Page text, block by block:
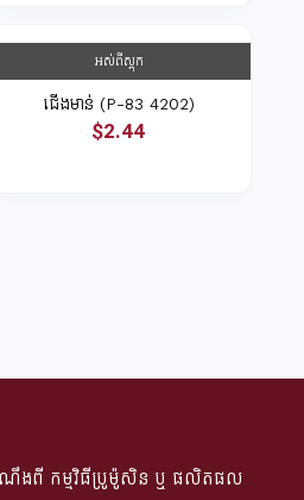
អស់ពីស្តុក
ជើងមាន់ (P-83 4202)
$2.44
ដំណឹងពី​ កម្មវិធីប្រូម៉ូសិន ឬ ផលិតផល